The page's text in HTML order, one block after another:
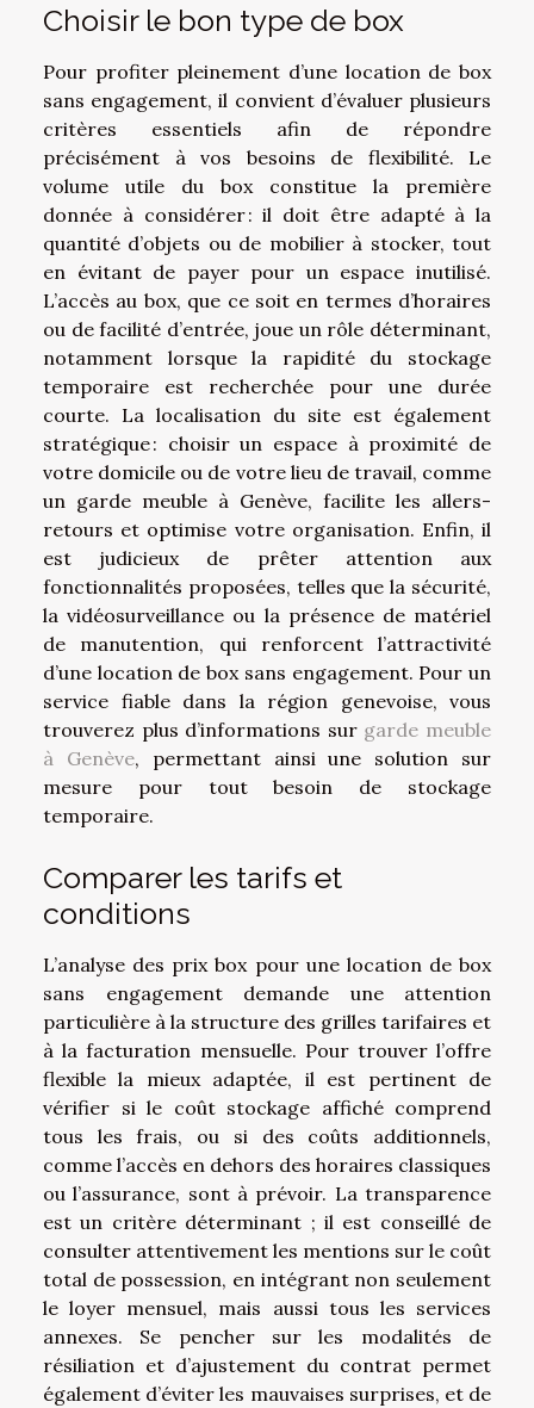
Choisir le bon type de box
Pour profiter pleinement d’une location de box
sans engagement, il convient d’évaluer plusieurs
critères essentiels afin de répondre
précisément à vos besoins de flexibilité. Le
volume utile du box constitue la première
donnée à considérer : il doit être adapté à la
quantité d’objets ou de mobilier à stocker, tout
en évitant de payer pour un espace inutilisé.
L’accès au box, que ce soit en termes d’horaires
ou de facilité d’entrée, joue un rôle déterminant,
notamment lorsque la rapidité du stockage
temporaire est recherchée pour une durée
courte. La localisation du site est également
stratégique : choisir un espace à proximité de
votre domicile ou de votre lieu de travail, comme
un garde meuble à Genève, facilite les allers-
retours et optimise votre organisation. Enfin, il
est judicieux de prêter attention aux
fonctionnalités proposées, telles que la sécurité,
la vidéosurveillance ou la présence de matériel
de manutention, qui renforcent l’attractivité
d’une location de box sans engagement. Pour un
service fiable dans la région genevoise, vous
trouverez plus d’informations sur garde meuble
à Genève, permettant ainsi une solution sur
mesure pour tout besoin de stockage
temporaire.
Comparer les tarifs et
conditions
L’analyse des prix box pour une location de box
sans engagement demande une attention
particulière à la structure des grilles tarifaires et
à la facturation mensuelle. Pour trouver l’offre
flexible la mieux adaptée, il est pertinent de
vérifier si le coût stockage affiché comprend
tous les frais, ou si des coûts additionnels,
comme l’accès en dehors des horaires classiques
ou l’assurance, sont à prévoir. La transparence
est un critère déterminant ; il est conseillé de
consulter attentivement les mentions sur le coût
total de possession, en intégrant non seulement
le loyer mensuel, mais aussi tous les services
annexes. Se pencher sur les modalités de
résiliation et d’ajustement du contrat permet
également d’éviter les mauvaises surprises, et de